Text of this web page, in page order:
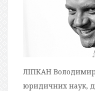
ЛІПКАН
юридичних наук,